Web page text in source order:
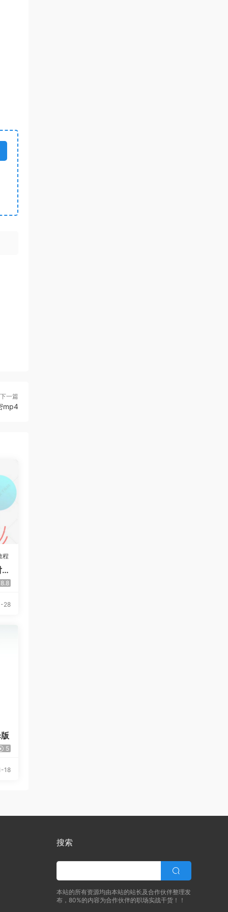
下一篇
mp4
程
8.8
28
5
18
搜索
本站的所有资源均由本站的站长及合作伙伴整理发
布，80%的内容为合作伙伴的职场实战干货！！